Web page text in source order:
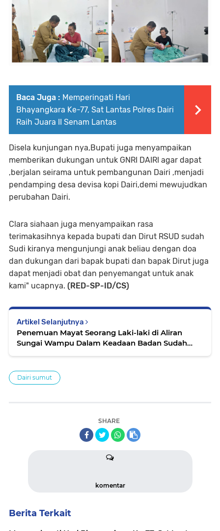
Baca Juga : Memperingati Hari
Bhayangkara Ke-77, Sat Lantas Polres Dairi
Raih Juara II Senam Lantas
Disela kunjungan nya,Bupati juga menyampaikan
memberikan dukungan untuk GNRI DAIRI agar dapat
,berjalan seirama untuk pembangunan Dairi ,menjadi
pendamping desa devisa kopi Dairi,demi mewujudkan
perubahan Dairi.
Clara siahaan juga menyampaikan rasa
terimakasihnya kepada bupati dan Dirut RSUD sudah
Sudi kiranya mengunjungi anak beliau dengan doa
dan dukungan dari bapak bupati dan bapak Dirut juga
dapat menjadi obat dan penyemangat untuk anak
kami" ucapnya. (RED-SP-ID/CS)
Artikel Selanjutnya
Penemuan Mayat Seorang Laki-laki di Aliran
Sungai Wampu Dalam Keadaan Badan Sudah
Dairi sumut
SHARE
komentar
Berita Terkait